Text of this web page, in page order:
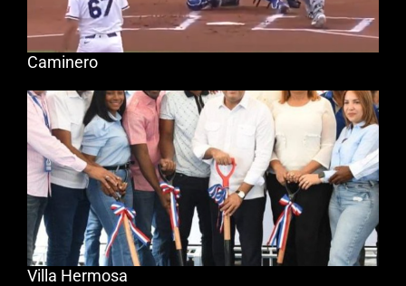
Caminero
Villa Hermosa